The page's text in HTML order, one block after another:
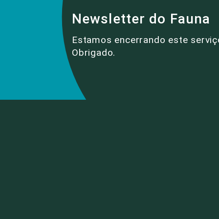
Newsletter do Fauna
Estamos encerrando este
Obrigado.